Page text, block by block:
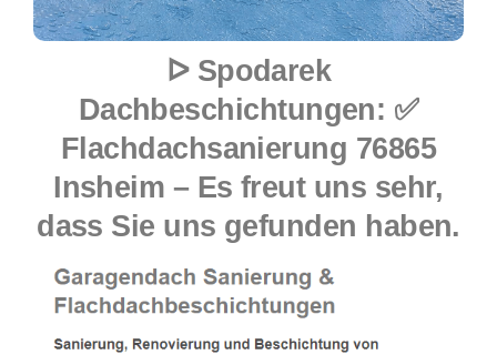
ᐅ Spodarek
Dachbeschichtungen: ✅
Flachdachsanierung 76865
Insheim – Es freut uns sehr,
dass Sie uns gefunden haben.